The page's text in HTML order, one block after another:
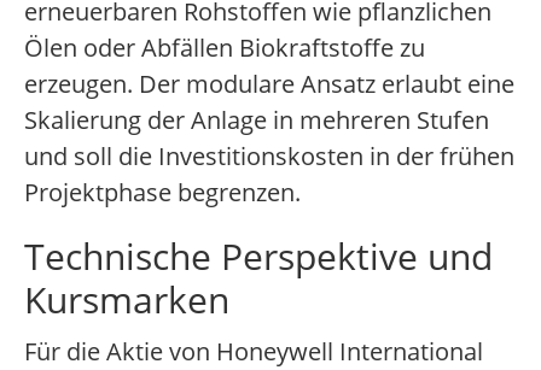
erneuerbaren Rohstoffen wie pflanzlichen
Ölen oder Abfällen Biokraftstoffe zu
erzeugen. Der modulare Ansatz erlaubt eine
Skalierung der Anlage in mehreren Stufen
und soll die Investitionskosten in der frühen
Projektphase begrenzen.
Technische Perspektive und
Kursmarken
Für die Aktie von Honeywell International